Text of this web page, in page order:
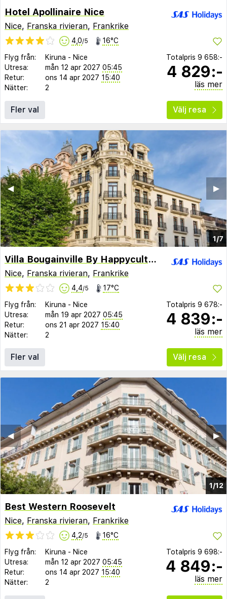
Hotel Apollinaire Nice
Nice, Franska rivieran, Frankrike
4,0/5 16°C
Flyg från: Kiruna - Nice
Utresa:
mån 12 apr 2027 05:45
Retur:
ons 14 apr 2027 15:40
Nätter:
2
Totalpris 9 658:-
4 829:-
läs mer
Fler val Välj resa
1/7
▶︎
◀︎
Villa Bougainville By Happyculture
Nice, Franska rivieran, Frankrike
4,4/5 17°C
Flyg från: Kiruna - Nice
Utresa:
mån 19 apr 2027 05:45
Retur:
ons 21 apr 2027 15:40
Nätter:
2
Totalpris 9 678:-
4 839:-
läs mer
Fler val Välj resa
1/12
▶︎
◀︎
Best Western Roosevelt
Nice, Franska rivieran, Frankrike
4,2/5 16°C
Flyg från: Kiruna - Nice
Utresa:
mån 12 apr 2027 05:45
Retur:
ons 14 apr 2027 15:40
Nätter:
2
Totalpris 9 698:-
4 849:-
läs mer